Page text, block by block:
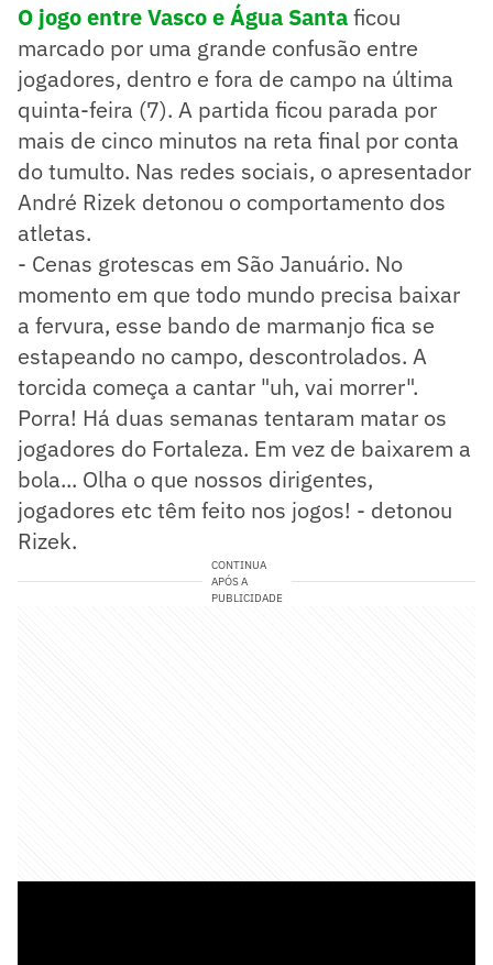
O jogo entre Vasco e Água Santaficou
marcado por uma grande confusão entre
jogadores, dentro e fora de campo na última
quinta-feira (7). A partida ficou parada por
mais de cinco minutos na reta final por conta
do tumulto. Nas redes sociais, o apresentador
André Rizek detonou o comportamento dos
atletas.
- Cenas grotescas em São Januário. No
momento em que todo mundo precisa baixar
a fervura, esse bando de marmanjo fica se
estapeando no campo, descontrolados. A
torcida começa a cantar "uh, vai morrer".
Porra! Há duas semanas tentaram matar os
jogadores do Fortaleza. Em vez de baixarem a
bola... Olha o que nossos dirigentes,
jogadores etc têm feito nos jogos! - detonou
Rizek.
CONTINUA
APÓS A
PUBLICIDADE